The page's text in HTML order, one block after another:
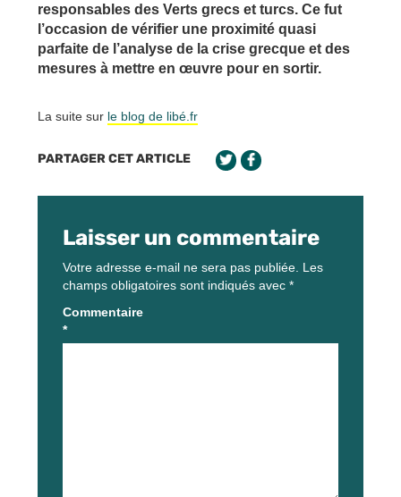
responsables des Verts grecs et turcs. Ce fut
l’occasion de vérifier une proximité quasi
parfaite de l’analyse de la crise grecque et des
mesures à mettre en œuvre pour en sortir.
La suite sur le blog de libé.fr
PARTAGER CET ARTICLE
Laisser un commentaire
Votre adresse e-mail ne sera pas publiée. Les
champs obligatoires sont indiqués avec *
Commentaire
*